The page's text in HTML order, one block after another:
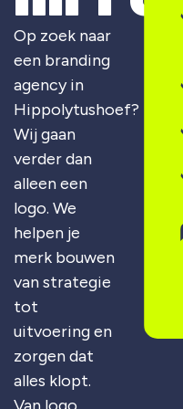
Op zoek naar
een branding
agency in
Hippolytushoef?
Wij gaan
verder dan
alleen een
logo. We
helpen je
merk bouwen
van strategie
tot
uitvoering en
zorgen dat
alles klopt.